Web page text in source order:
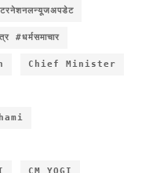
#धर्मसमाचार
Chief Minister
CM YOGI